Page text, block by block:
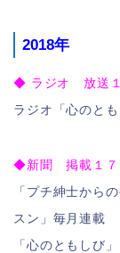
2018年
◆ ラジオ 放送
ラジオ「心のと
◆新聞 掲載１７
「プチ紳士から
スン」毎月連載
「心のともしび